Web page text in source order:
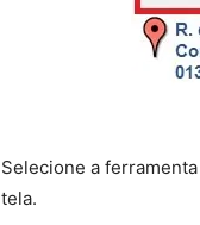
Selecione a
tela.